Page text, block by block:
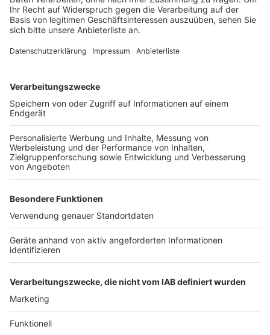
hoffen auf eine langfristige Zusammenarbeit mit dem
neuen Stand. Auch wenn der Reibekuchenstand
zurückkehrt, könnte der neue Anbieter weiterhin Teil
des Marktes bleiben.
von 7 bis 13 Uhr direkt am Neuen Rathaus statt.
Interessierte können ab sofort teilnehmen.
Weitere Themen von Rhein und Erft
Feuer in Pulheimer Schule
Angespannter Ausbildungsmarkt im Rhein-Erft-
Kreis
Bahnverkehr steht zehn Tage still
Anzeige